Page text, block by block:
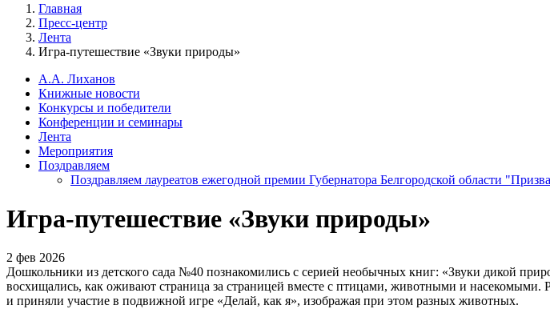
Главная
Пресс-центр
Лента
Игра-путешествие «Звуки природы»
А.А. Лиханов
Книжные новости
Конкурсы и победители
Конференции и семинары
Лента
Мероприятия
Поздравляем
Поздравляем лауреатов ежегодной премии Губернатора Белгородской области
Игра-путешествие «Звуки природы»
2 фев 2026
Дошкольники из детского сада №40 познакомились с серией необычных книг: «Звуки дикой
восхищались, как оживают страница за страницей вместе с птицами, животными и насекомыми.
и приняли участие в подвижной игре «Делай, как я», изображая при этом разных животных.